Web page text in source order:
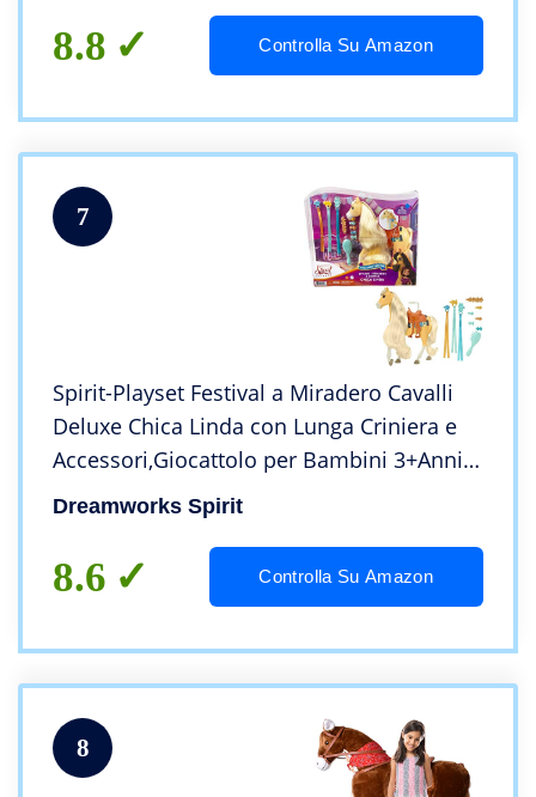
8.8 Controlla Su Amazon
7
Spirit-Playset Festival a Miradero Cavalli
Deluxe Chica Linda con Lunga Criniera e
Accessori,Giocattolo per Bambini 3+Anni,
GXF71
Dreamworks Spirit
8.6 Controlla Su Amazon
8